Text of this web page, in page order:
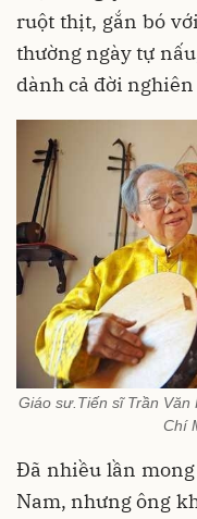
ruột thịt, gắn bó
thường ngày tự
dành cả đời
Giáo sư.Tiến sĩ Trần Văn
Chí
Đã nhiều lần
Nam, nhưng ông